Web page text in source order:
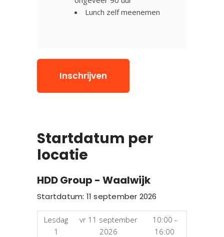
Lunch zelf meenemen
Inschrijven
Startdatum per
locatie
HDD Group - Waalwijk
Startdatum: 11 september 2026
Lesdag
1
vr 11 september
2026
10:00 -
16:00